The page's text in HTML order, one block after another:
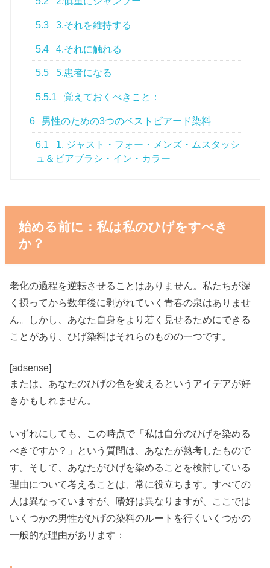
5.3 3.それを維持する
5.4 4.それに触れる
5.5 5.患者になる
5.5.1 覚えておくべきこと：
6 男性のための3つのベストビアード染料
6.1
1. ジャスト・フォー・メンズ・ムスタッシ
ュ＆ビアブラシ・イン・カラー
始める前に：私は私のひげをすべき
か？
老化の過程を逆転させることはありません。私たちが深
く摂ってから数年後に剥がれていく青春の泉はありませ
ん。しかし、あなた自身をより若く見せるためにできる
ことがあり、ひげ染料はそれらのものの一つです。
[adsense]
または、あなたのひげの色を変えるというアイデアが好
きかもしれません。
いずれにしても、この時点で「私は自分のひげを染める
べきですか？」という質問は、あなたが熟考したもので
す。そして、あなたがひげを染めることを検討している
理由について考えることは、常に役立ちます。すべての
人は異なっていますが、嗜好は異なりますが、ここでは
いくつかの男性がひげの染料のルートを行くいくつかの
一般的な理由があります：